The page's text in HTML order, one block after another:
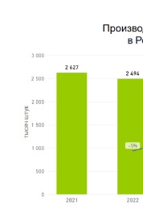
Доступна
декабря 2024
Средние
Показана
следующим
Цемент